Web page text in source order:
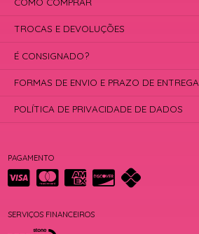
PAGAMENTO
SERVIÇOS FINANCEIROS
TROCAS E DEVOLUÇÕES
É CONSIGNADO?
FORMAS DE ENVIO E PRAZO DE ENTREGA
POLÍTICA DE PRIVACIDADE DE DADOS